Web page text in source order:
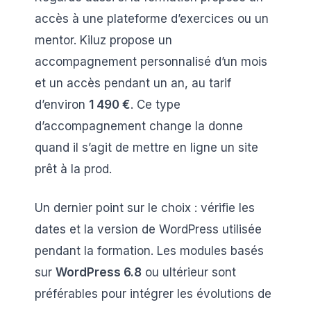
accès à une plateforme d’exercices ou un
mentor. Kiluz propose un
accompagnement personnalisé d’un mois
et un accès pendant un an, au tarif
d’environ 1 490 €. Ce type
d’accompagnement change la donne
quand il s’agit de mettre en ligne un site
prêt à la prod.
Un dernier point sur le choix : vérifie les
dates et la version de WordPress utilisée
pendant la formation. Les modules basés
sur WordPress 6.8 ou ultérieur sont
préférables pour intégrer les évolutions de